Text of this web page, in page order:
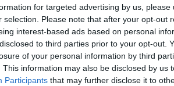
for targeted advertising by us,
selection. Please note that after your opt-out
interest-based ads based on personal
to third parties prior to your opt-out.
of your personal information by third
This information may also be disclosed by us
Participants that may further disclose it to
2019-10-29 18:53
Få